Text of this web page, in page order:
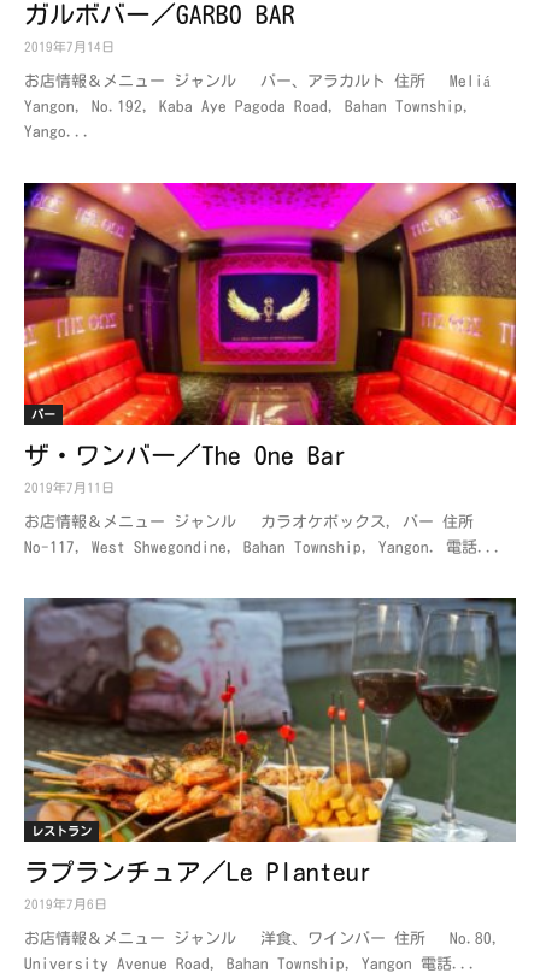
ガルボバー／GARBO BAR
2019年7月14日
お店情報＆メニュー ジャンル バー、アラカルト 住所 Meliá
Yangon, No.192, Kaba Aye Pagoda Road, Bahan Township,
Yango...
バー
ザ・ワンバー／The One Bar
2019年7月11日
お店情報＆メニュー ジャンル カラオケボックス, バー 住所
No-117, West Shwegondine, Bahan Township, Yangon. 電話...
レストラン
ラプランチュア／Le Planteur
2019年7月6日
お店情報＆メニュー ジャンル 洋食、ワインバー 住所 No.80,
University Avenue Road, Bahan Township, Yangon 電話...